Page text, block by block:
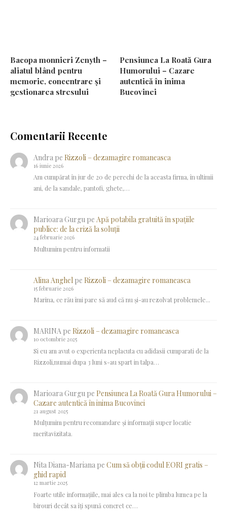
Bacopa monnieri Zenyth –
aliatul blând pentru
memorie, concentrare și
gestionarea stresului
Pensiunea La Roată Gura
Humorului – Cazare
autentică în inima
Bucovinei
Comentarii Recente
Andra pe Rizzoli – dezamagire romaneasca
16 iunie 2026
Am cumpărat în jur de 20 de perechi de la aceasta firma, în ultimii
ani, de la sandale, pantofi, ghete,…
Marioara Gurgupe Apă potabila gratuită în spațiile
publice: de la criză la soluții
24 februarie 2026
Multumim pentru informatii
Alina Anghel pe Rizzoli – dezamagire romaneasca
15 februarie 2026
Marina, ce rău îmi pare să aud că nu și-au rezolvat problemele...
MARINApe Rizzoli – dezamagire romaneasca
10 octombrie 2025
Si eu am avut o experienta neplacuta cu adidasii cumparati de la
Rizzoli,numai dupa 3 luni s-au spart in talpa…
Marioara Gurgupe Pensiunea La Roată Gura Humorului –
Cazare autentică în inima Bucovinei
21 august 2025
Mulțumim pentru recomandare și informații super locatie
meritavizitata.
Nita Diana-Marianape Cum să obții codul EORI gratis –
ghid rapid
12 martie 2025
Foarte utile informațiile, mai ales ca la noi te plimba lumea pe la
birouri decât sa îți spună concret ce…